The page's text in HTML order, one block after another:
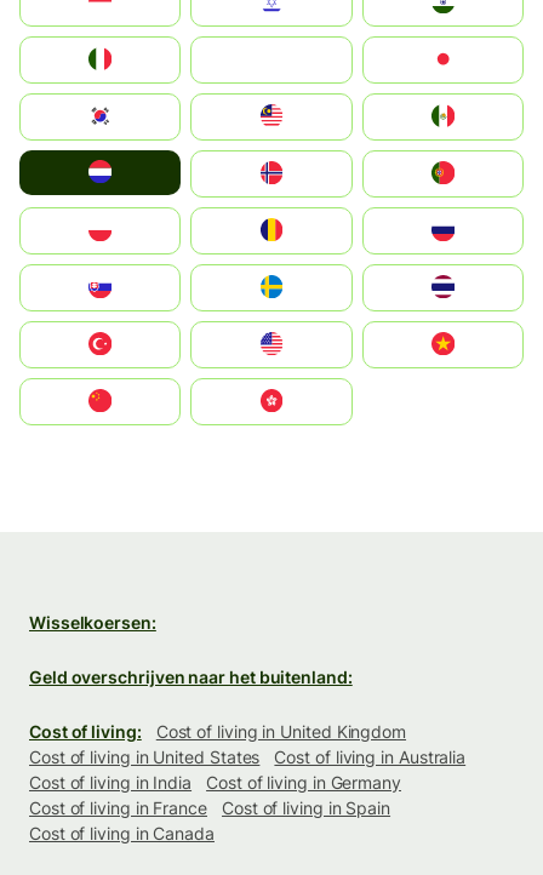
South Korea
United States
中國香港特別行政區
Wisselkoersen:
Geld overschrijven naar het buitenland:
Cost of living:
Cost of living in United Kingdom
Cost of living in United States
Cost of living in Australia
Cost of living in India
Cost of living in Germany
Cost of living in France
Cost of living in Spain
Cost of living in Canada